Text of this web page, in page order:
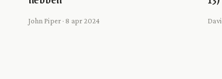
John Piper · 8 apr 2024